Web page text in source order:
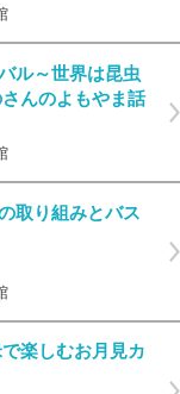
ル～世界は昆虫
んのよもやま話
取り組みとバス
楽しむお月見カ